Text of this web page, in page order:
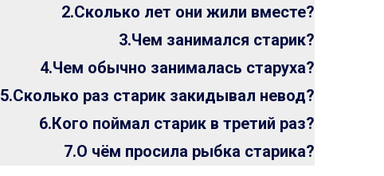
2.Сколько лет они жили вместе?
3.Чем занимался старик?
4.Чем обычно занималась старуха?
5.Сколько раз старик закидывал невод?
6.Кого поймал старик в третий раз?
7.О чём просила рыбка старика?